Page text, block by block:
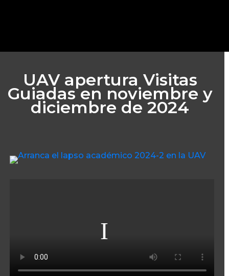
UAV apertura Visitas
Guiadas en noviembre y
diciembre de 2024